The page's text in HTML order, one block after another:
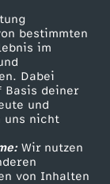
bestimmten
im
Dabei
deiner
und
uns nicht
Wir nutzen
von Inhalten